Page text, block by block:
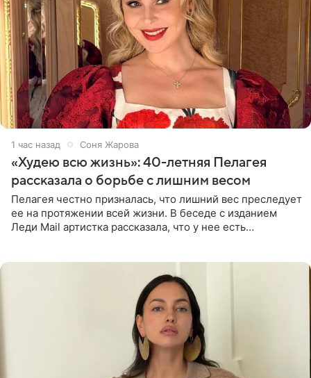
1 час назад Соня Жарова
«Худею всю жизнь»: 40-летняя Пелагея
рассказала о борьбе с лишним весом
Пелагея честно призналась, что лишний вес преследует
ее на протяжении всей жизни. В беседе с изданием
Леди Mail артистка рассказала, что у нее есть